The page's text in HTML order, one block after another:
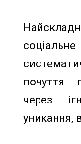
почуття
через
уникання,